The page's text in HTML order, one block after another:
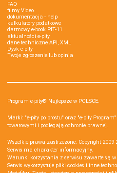
FAQ
filmy Video
dokumentacja - help
kalkulatory podatkowe
darmowy e-book PIT-11
aktualności e-pity
dane techniczne API, XML
Dysk e-pity
Twoje zgłoszenie lub opinia
Program e-pity® Najlepsze w POLSCE.
Marki: "e-pity po prostu" oraz "e-pity
towarowymi i podlegają ochronie prawnej.
Wszelkie prawa zastrzeżone. Copyright 2009-
Serwis ma charakter informacyjny.
Warunki korzystania z serwisu zawarte są w
Serwis wykorzystuje pliki cookies i inne